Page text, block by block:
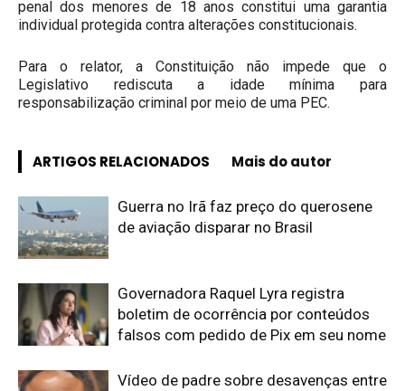
penal dos menores de 18 anos constitui uma garantia
individual protegida contra alterações constitucionais.
Para o relator, a Constituição não impede que o
Legislativo rediscuta a idade mínima para
responsabilização criminal por meio de uma PEC.
ARTIGOS RELACIONADOS Mais do autor
Guerra no Irã faz preço do querosene
de aviação disparar no Brasil
Governadora Raquel Lyra registra
boletim de ocorrência por conteúdos
falsos com pedido de Pix em seu nome
Vídeo de padre sobre desavenças entre